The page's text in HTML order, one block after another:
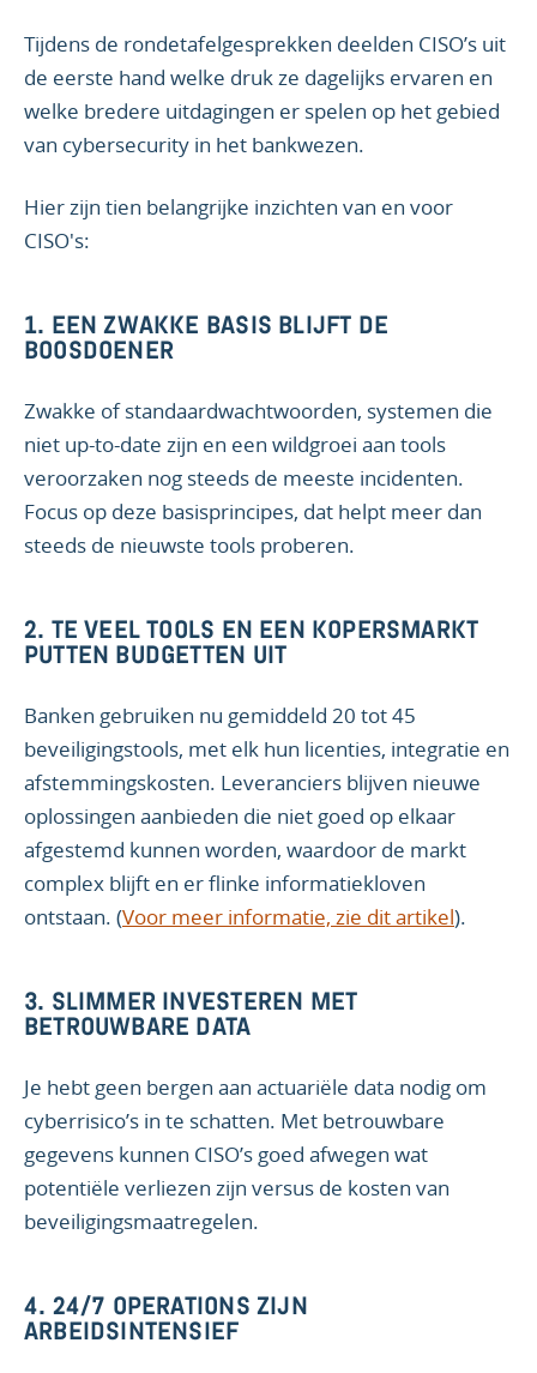
Tijdens de rondetafelgesprekken deelden CISO’s uit
de eerste hand welke druk ze dagelijks ervaren en
welke bredere uitdagingen er spelen op het gebied
van cybersecurity in het bankwezen.
Hier zijn tien belangrijke inzichten van en voor
CISO's:
1. EEN ZWAKKE BASIS BLIJFT DE
BOOSDOENER
Zwakke of standaardwachtwoorden, systemen die
niet up-to-date zijn en een wildgroei aan tools
veroorzaken nog steeds de meeste incidenten.
Focus op deze basisprincipes, dat helpt meer dan
steeds de nieuwste tools proberen.
2. TE VEEL TOOLS EN EEN KOPERSMARKT
PUTTEN BUDGETTEN UIT
Banken gebruiken nu gemiddeld 20 tot 45
beveiligingstools, met elk hun licenties, integratie en
afstemmingskosten. Leveranciers blijven nieuwe
oplossingen aanbieden die niet goed op elkaar
afgestemd kunnen worden, waardoor de markt
complex blijft en er flinke informatiekloven
ontstaan. (Voor meer informatie, zie dit artikel).
3. SLIMMER INVESTEREN MET
BETROUWBARE DATA
Je hebt geen bergen aan actuariële data nodig om
cyberrisico’s in te schatten. Met betrouwbare
gegevens kunnen CISO’s goed afwegen wat
potentiële verliezen zijn versus de kosten van
beveiligingsmaatregelen.
4. 24/7 OPERATIONS ZIJN
ARBEIDSINTENSIEF